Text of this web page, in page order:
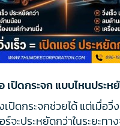
เปิดกระจก แบบไหนประ
เปิดกระจกช่วยได้ แต่เมื่อวิ่
จะประหยัดกว่าในระยะทา